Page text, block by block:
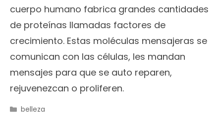
cuerpo humano fabrica grandes cantidades
de proteínas llamadas factores de
crecimiento. Estas moléculas mensajeras se
comunican con las células, les mandan
mensajes para que se auto reparen,
rejuvenezcan o proliferen.
Categorías
belleza